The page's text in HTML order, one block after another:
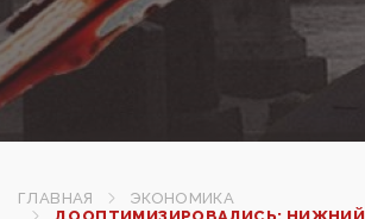
ГЛАВНАЯ
ЭКОНОМИКА